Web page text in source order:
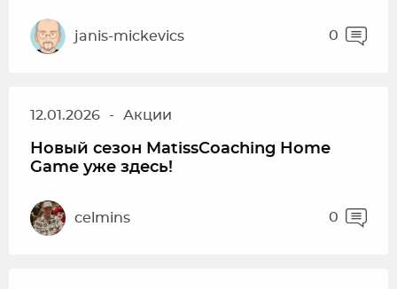
janis-mickevics 0
12.01.2026 - Акции
Новый сезон MatissCoaching Home
Game уже здесь!
celmins 0